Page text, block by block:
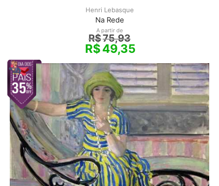
Henri Lebasque
Na Rede
A partir de
R$75,93
R$49,35